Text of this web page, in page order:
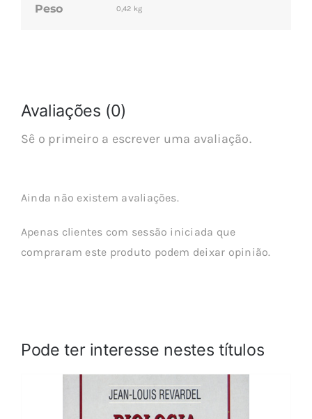
Peso 0,42 kg
Avaliações (0)
Sê o primeiro a escrever uma avaliação.
Ainda não existem avaliações.
Apenas clientes com sessão iniciada que
compraram este produto podem deixar opinião.
Pode ter interesse nestes títulos